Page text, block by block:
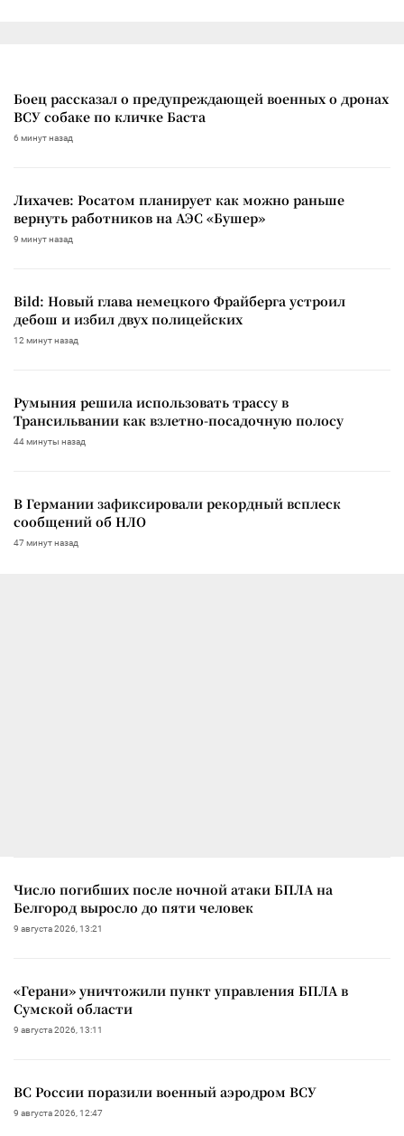
Боец рассказал о предупреждающей военных о дронах
ВСУ собаке по кличке Баста
6 минут назад
Лихачев: Росатом планирует как можно раньше
вернуть работников на АЭС «Бушер»
9 минут назад
Bild: Новый глава немецкого Фрайберга устроил
дебош и избил двух полицейских
12 минут назад
Румыния решила использовать трассу в
Трансильвании как взлетно-посадочную полосу
44 минуты назад
В Германии зафиксировали рекордный всплеск
сообщений об НЛО
47 минут назад
Число погибших после ночной атаки БПЛА на
Белгород выросло до пяти человек
9 августа 2026, 13:21
«Герани» уничтожили пункт управления БПЛА в
Сумской области
9 августа 2026, 13:11
ВС России поразили военный аэродром ВСУ
9 августа 2026, 12:47